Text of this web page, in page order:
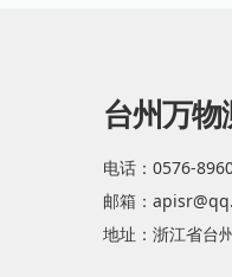
台州万物
电话：0576-
邮箱：
地址：浙江省台